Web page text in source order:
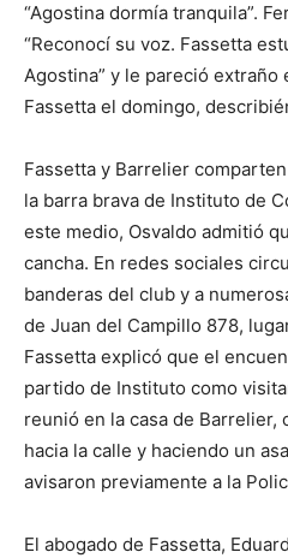
“Agostina dormía tranquila”.
“Reconocí su voz. Fassetta
Agostina” y le pareció
Fassetta el domingo,
Fassetta y Barrelier
la barra brava de Instituto de
este medio, Osvaldo admitió
cancha. En redes sociales
banderas del club y a
de Juan del Campillo 878,
Fassetta explicó que el
partido de Instituto como
reunió en la casa de
hacia la calle y haciendo un
avisaron previamente a la
El abogado de Fassetta,